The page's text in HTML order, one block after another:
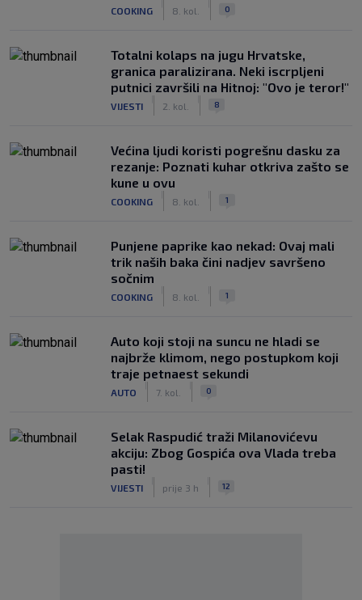
COOKING 8. kol. 0
Totalni kolaps na jugu Hrvatske,
granica paralizirana. Neki iscrpljeni
putnici završili na Hitnoj: "Ovo je teror!"
VIJESTI 2. kol. 8
Većina ljudi koristi pogrešnu dasku za
rezanje: Poznati kuhar otkriva zašto se
kune u ovu
COOKING 8. kol. 1
Punjene paprike kao nekad: Ovaj mali
trik naših baka čini nadjev savršeno
sočnim
COOKING 8. kol. 1
Auto koji stoji na suncu ne hladi se
najbrže klimom, nego postupkom koji
traje petnaest sekundi
AUTO 7. kol. 0
Selak Raspudić traži Milanovićevu
akciju: Zbog Gospića ova Vlada treba
pasti!
VIJESTI prije 3 h 12